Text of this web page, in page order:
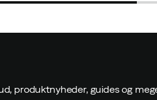
produktnyheder, guides og